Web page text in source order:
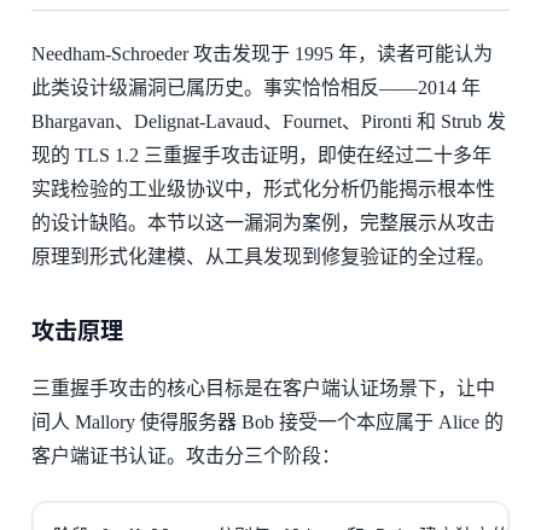
Needham-Schroeder 攻击发现于 1995 年，读者可能认为
此类设计级漏洞已属历史。事实恰恰相反——2014 年
Bhargavan、Delignat-Lavaud、Fournet、Pironti 和 Strub 发
现的 TLS 1.2 三重握手攻击证明，即使在经过二十多年
实践检验的工业级协议中，形式化分析仍能揭示根本性
的设计缺陷。本节以这一漏洞为案例，完整展示从攻击
原理到形式化建模、从工具发现到修复验证的全过程。
攻击原理
三重握手攻击的核心目标是在客户端认证场景下，让中
间人 Mallory 使得服务器 Bob 接受一个本应属于 Alice 的
客户端证书认证。攻击分三个阶段：